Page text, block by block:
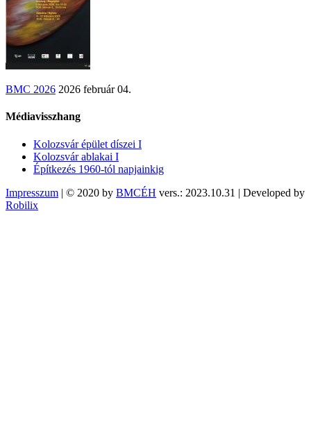
BMC 2026 2026 február 04.
Médiavisszhang
Kolozsvár épület díszei I
Kolozsvár ablakai I
Építkezés 1960-tól napjainkig
Impresszum | © 2020 by BMCÉH vers.: 2023.10.31 | Developed by
Robilix